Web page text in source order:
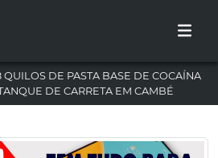
QUILOS DE PASTA BASE DE COCAÍNA
DE CARRETA EM CAMBÉ